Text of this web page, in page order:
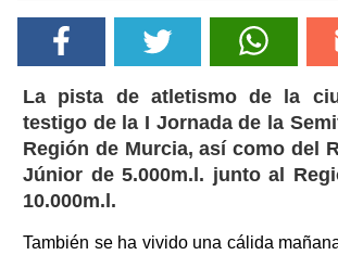
La pista de atletismo de la
testigo de la I Jornada de la
Región de Murcia, así como del
Júnior de 5.000m.l. junto al
10.000m.l.
También se ha vivido una cálida